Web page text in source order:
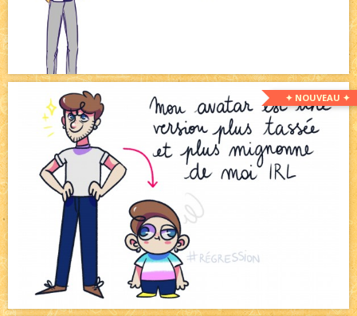
✦ NOUVEAU ✦